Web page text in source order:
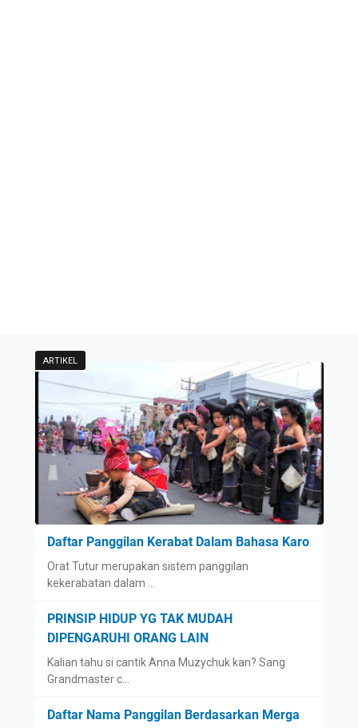
ARTIKEL
Daftar Panggilan Kerabat Dalam Bahasa Karo
Orat Tutur merupakan sistem panggilan
kekerabatan dalam …
PRINSIP HIDUP YG TAK MUDAH
DIPENGARUHI ORANG LAIN
Kalian tahu si cantik Anna Muzychuk kan? Sang
Grandmaster c…
Daftar Nama Panggilan Berdasarkan Merga